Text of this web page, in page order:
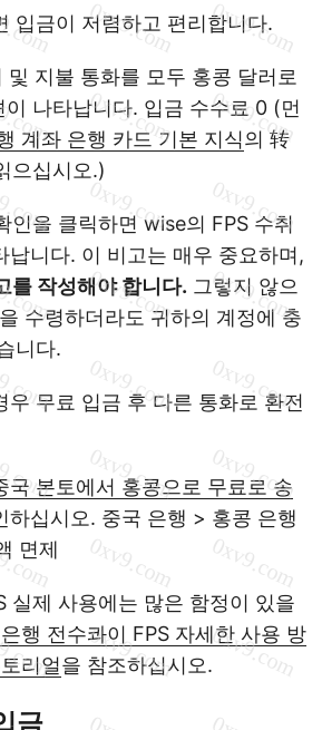
입금이 저렴하고 편리합니다.
및 지불 통화를 모두 홍콩 달러로
이 나타납니다. 입금 수수료 0 (먼
계좌 은행 카드 기본 지식의 转
으십시오.)
인을 클릭하면 wise의 FPS 수취
납니다. 이 비고는 매우 중요하며,
를 작성해야 합니다. 그렇지 않으
수령하더라도 귀하의 계정에 충
니다.
우 무료 입금 후 다른 통화로 환전
국 본토에서 홍콩으로 무료로 송
하십시오. 중국 은행 > 홍콩 은행
면제
실제 사용에는 많은 함정이 있을
행 전수콰이 FPS 자세한 사용 방
리얼을 참조하십시오.
금